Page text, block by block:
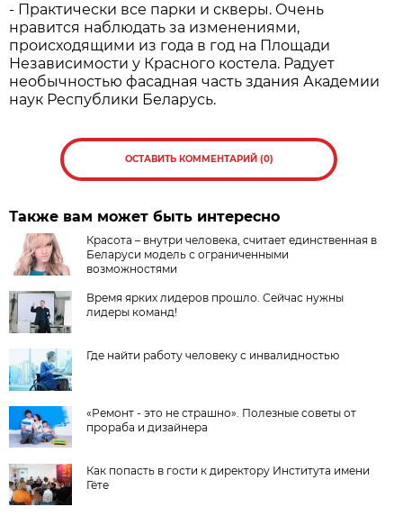
- Практически все парки и скверы. Очень
нравится наблюдать за изменениями,
происходящими из года в год на Площади
Независимости у Красного костела. Радует
необычностью фасадная часть здания Академии
наук Республики Беларусь.
ОСТАВИТЬ КОММЕНТАРИЙ (0)
Также вам может быть интересно
Красота – внутри человека, считает единственная в
Беларуси модель с ограниченными
возможностями
Время ярких лидеров прошло. Сейчас нужны
лидеры команд!
Где найти работу человеку с инвалидностью
«Ремонт - это не страшно». Полезные советы от
прораба и дизайнера
Как попасть в гости к директору Института имени
Гёте